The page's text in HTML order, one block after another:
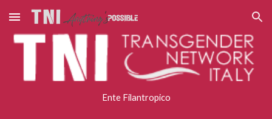
Skip to main content Skip to navigation
Ente Filantropico